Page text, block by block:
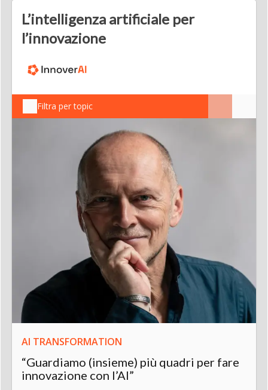
L’intelligenza artificiale per
l’innovazione
Filtra per topic
AI TRANSFORMATION
“Guardiamo (insieme) più quadri per fare
innovazione con l’AI”